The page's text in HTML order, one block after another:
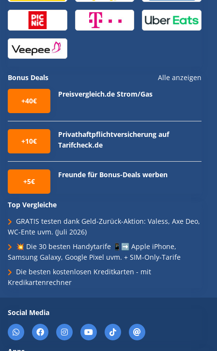
Bonus Deals Alle anzeigen
+40€
Preisvergleich.de Strom/Gas
+10€
Privathaftpflichtversicherung auf
Tarifcheck.de
+5€
Freunde für Bonus-Deals werben
Top Vergleiche
GRATIS testen dank Geld-Zurück-Aktion: Valess, Axe Deo,
WC-Ente uvm. (Juli 2026)
💥 Die 30 besten Handytarife 📱➡️ Apple iPhone,
Samsung Galaxy, Google Pixel uvm. + SIM-Only-Tarife
Die besten kostenlosen Kreditkarten - mit
Kredikartenrechner
Social Media